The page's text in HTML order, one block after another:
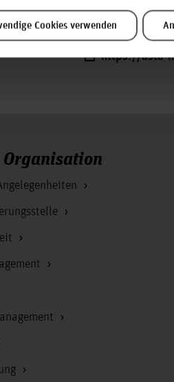
Cookies verwenden
Ihrem Ticket
Hannover
https://asta-
Organisation